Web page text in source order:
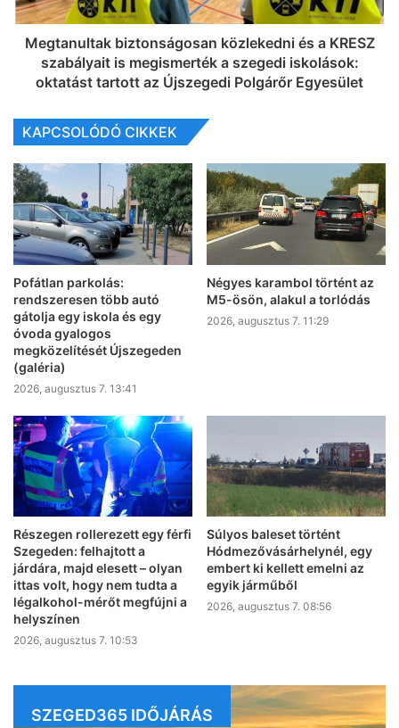
Megtanultak biztonságosan közlekedni és a KRESZ
szabályait is megismerték a szegedi iskolások:
oktatást tartott az Újszegedi Polgárőr Egyesület
KAPCSOLÓDÓ CIKKEK
Pofátlan parkolás:
rendszeresen több autó
gátolja egy iskola és egy
óvoda gyalogos
megközelítését Újszegeden
(galéria)
2026, augusztus 7. 13:41
Négyes karambol történt az
M5-ösön, alakul a torlódás
2026, augusztus 7. 11:29
Részegen rollerezett egy férfi
Szegeden: felhajtott a
járdára, majd elesett – olyan
ittas volt, hogy nem tudta a
légalkohol-mérőt megfújni a
helyszínen
2026, augusztus 7. 10:53
Súlyos baleset történt
Hódmezővásárhelynél, egy
embert ki kellett emelni az
egyik járműből
2026, augusztus 7. 08:56
SZEGED365 IDŐJÁRÁS